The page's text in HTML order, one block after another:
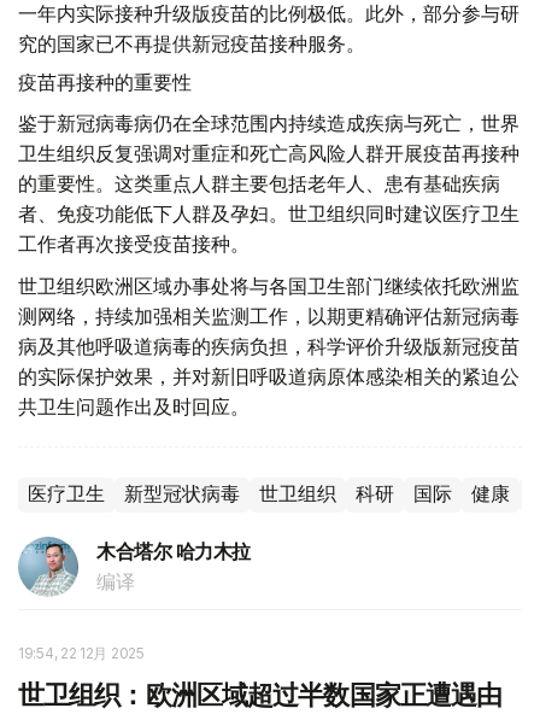
一年内实际接种升级版疫苗的比例极低。此外，部分参与研
究的国家已不再提供新冠疫苗接种服务。
疫苗再接种的重要性
鉴于新冠病毒病仍在全球范围内持续造成疾病与死亡，世界
卫生组织反复强调对重症和死亡高风险人群开展疫苗再接种
的重要性。这类重点人群主要包括老年人、患有基础疾病
者、免疫功能低下人群及孕妇。世卫组织同时建议医疗卫生
工作者再次接受疫苗接种。
世卫组织欧洲区域办事处将与各国卫生部门继续依托欧洲监
测网络，持续加强相关监测工作，以期更精确评估新冠病毒
病及其他呼吸道病毒的疾病负担，科学评价升级版新冠疫苗
的实际保护效果，并对新旧呼吸道病原体感染相关的紧迫公
共卫生问题作出及时回应。
医疗卫生 新型冠状病毒 世卫组织 科研 国际 健康
木合塔尔 哈力木拉
编译
19:54, 22 12月 2025
世卫组织：欧洲区域超过半数国家正遭遇由